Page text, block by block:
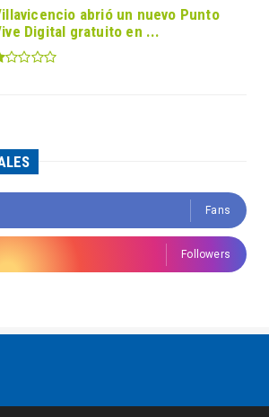
abrió un nuevo Punto
Digital gratuito en ...
Fans
Followers